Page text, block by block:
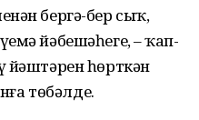
бергә-бер сыҡ,
йәбешәһегеҙ, – ҡап-
йәштәрен һөрткән
төбәлде.